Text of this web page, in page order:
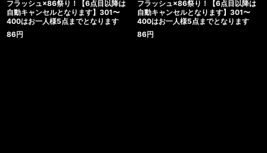
フラッシュ×86祭り！【6点目以降は
自動キャンセルとなります】301〜
400はお一人様5点までとなります
86円
フラッシュ×86祭り！【6点目以降は
自動キャンセルとなります】301〜
400はお一人様5点までとなります
86円